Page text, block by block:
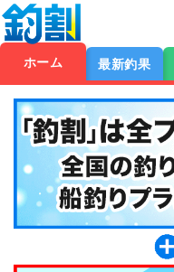
ホーム 最新釣果